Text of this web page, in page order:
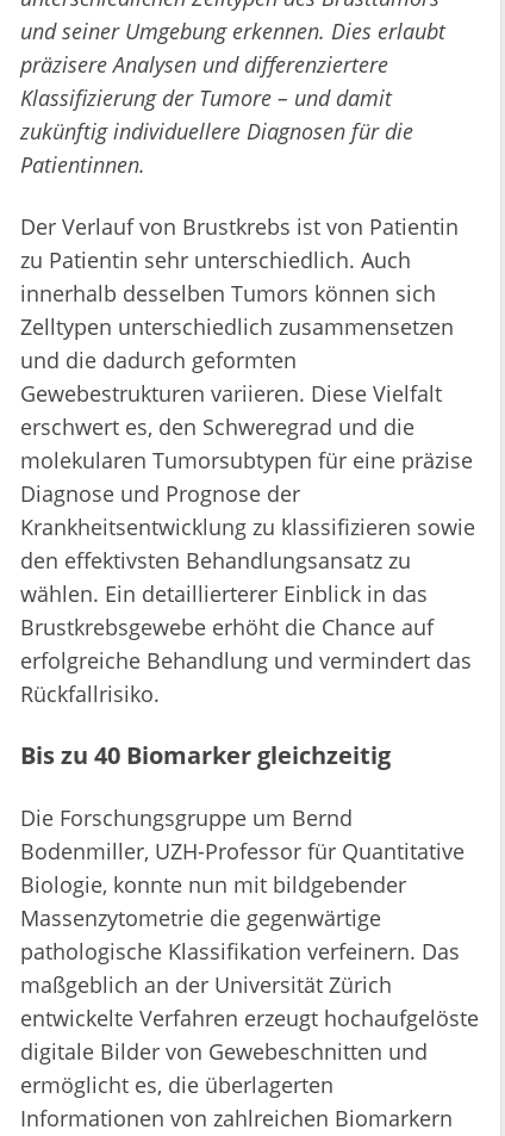
und seiner Umgebung erkennen. Dies erlaubt
präzisere Analysen und differenziertere
Klassifizierung der Tumore – und damit
zukünftig individuellere Diagnosen für die
Patientinnen.
Der Verlauf von Brustkrebs ist von Patientin
zu Patientin sehr unterschiedlich. Auch
innerhalb desselben Tumors können sich
Zelltypen unterschiedlich zusammensetzen
und die dadurch geformten
Gewebestrukturen variieren. Diese Vielfalt
erschwert es, den Schweregrad und die
molekularen Tumorsubtypen für eine präzise
Diagnose und Prognose der
Krankheitsentwicklung zu klassifizieren sowie
den effektivsten Behandlungsansatz zu
wählen. Ein detaillierterer Einblick in das
Brustkrebsgewebe erhöht die Chance auf
erfolgreiche Behandlung und vermindert das
Rückfallrisiko.
Bis zu 40 Biomarker gleichzeitig
Die Forschungsgruppe um Bernd
Bodenmiller, UZH-Professor für Quantitative
Biologie, konnte nun mit bildgebender
Massenzytometrie die gegenwärtige
pathologische Klassifikation verfeinern. Das
maßgeblich an der Universität Zürich
entwickelte Verfahren erzeugt hochaufgelöste
digitale Bilder von Gewebeschnitten und
ermöglicht es, die überlagerten
Informationen von zahlreichen Biomarkern